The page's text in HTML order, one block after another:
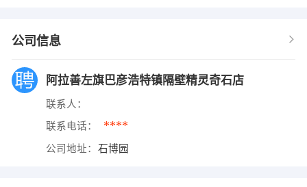
公司信息
阿拉善左旗巴彦浩特镇隔壁精灵奇石店
联系人：
联系电话： ****
公司地址： 石博园